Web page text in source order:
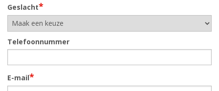
Geslacht*
Telefoonnummer
E-mail*